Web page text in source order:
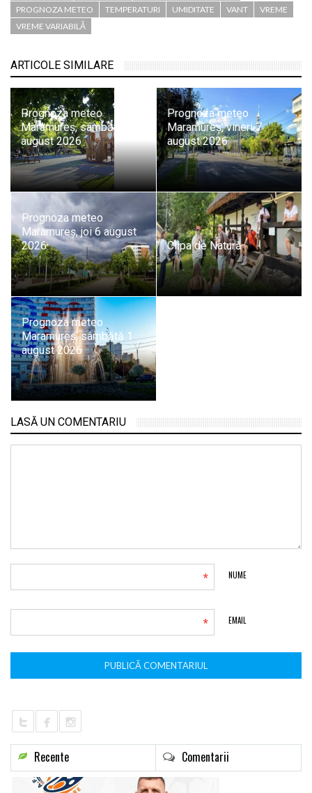
PROGNOZA METEO
TEMPERATURI UMIDITATE VANT
VREME
VREME VARIABILĂ
ARTICOLE SIMILARE
Prognoza meteo
Maramureș, sâmbătă 8
august 2026
Prognoza meteo
Maramureș, vineri 7
august 2026
Prognoza meteo
Maramureș, joi 6 august
2026
Clipa de Natură
Prognoza meteo
Maramureș, sâmbătă 1
august 2026
LASĂ UN COMENTARIU
NUME
*
EMAIL
*
Recente Comentarii